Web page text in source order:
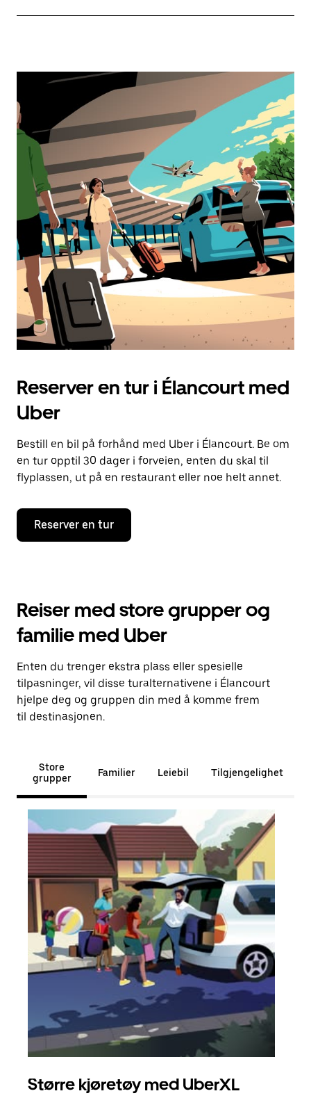
Reserver en tur i Élancourt med
Uber
Bestill en bil på forhånd med Uber i Élancourt. Be om
en tur opptil 30 dager i forveien, enten du skal til
flyplassen, ut på en restaurant eller noe helt annet.
Reserver en tur
Reiser med store grupper og
familie med Uber
Enten du trenger ekstra plass eller spesielle
tilpasninger, vil disse turalternativene i Élancourt
hjelpe deg og gruppen din med å komme frem
til destinasjonen.
Store
grupper
Familier Leiebil Tilgjengelighet
Større kjøretøy med UberXL